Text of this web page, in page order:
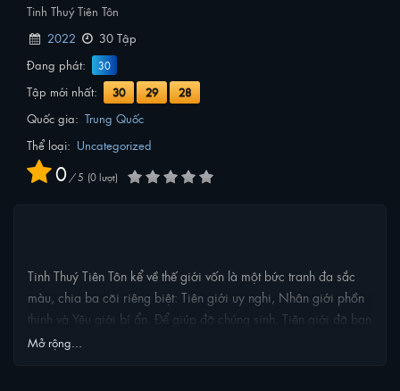
Tinh Thuý Tiên Tôn
2022
30 Tập
Đang phát:
30
Tập mới nhất: 30 29 28
Quốc gia: Trung Quốc
Thể loại: Uncategorized
0 / 5 0lượt
Tinh Thuý Tiên Tôn kể về thế giới vốn là một bức tranh đa sắc
màu, chia ba cõi riêng biệt: Tiên giới uy nghi, Nhân giới phồn
thịnh và Yêu giới bí ẩn. Để giúp đỡ chúng sinh, Tiên giới đã ban
phước lành, giáng linh xuống trần gian. Thế nhưng, điều không
Mở rộng...